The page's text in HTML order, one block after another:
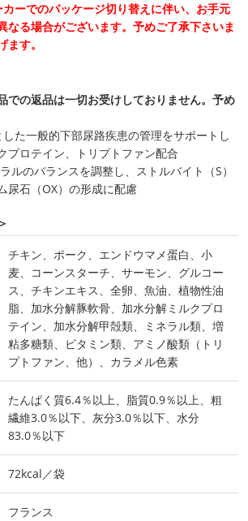
ーでのパッケージ切り替えに伴い、お手元
なる場合がございます。予めご了承下さいま
す。
での返品は一切お受けしておりません。予め
た一般的下部尿路疾患の管理をサポートし
プロテイン、トリプトファン配合
ルのバランスを調整し、ストルバイト（S）
尿石（OX）の形成に配慮
チキン、ポーク、エンドウマメ蛋白、小
麦、コーンスターチ、サーモン、グルコー
ス、チキンエキス、全卵、魚油、植物性油
脂、加水分解豚軟骨、加水分解ミルクプロ
テイン、加水分解甲殻類、ミネラル類、増
粘多糖類、ビタミン類、アミノ酸類（トリ
プトファン、他）、カラメル色素
たんぱく質6.4％以上、脂質0.9％以上、粗
繊維3.0％以下、灰分3.0％以下、水分
83.0％以下
72kcal／袋
フランス